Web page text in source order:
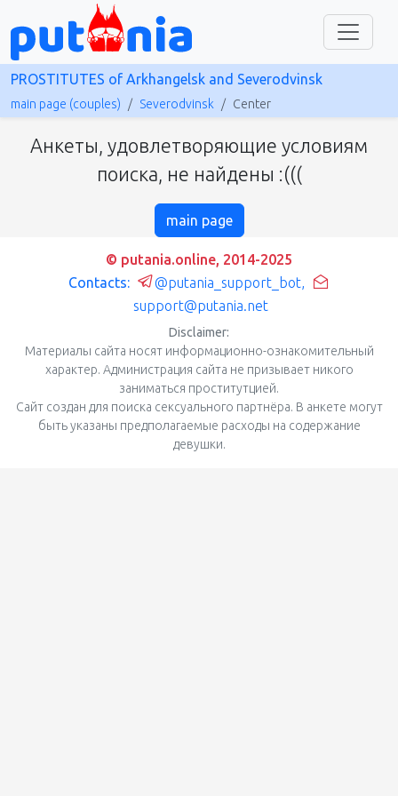
PROSTITUTES of Arkhangelsk and Severodvinsk
main page (couples) Severodvinsk Center
Анкеты, удовлетворяющие условиям
поиска, не найдены :(((
main page
© putania.online, 2014-2025
Contacts:
@putania_support_bot,
support@putania.net
Disclaimer:
Материалы сайта носят информационно-ознакомительный
характер. Администрация сайта не призывает никого
заниматься проститутцией.
Сайт создан для поиска сексуального партнёра. В анкете могут
быть указаны предполагаемые расходы на содержание
девушки.